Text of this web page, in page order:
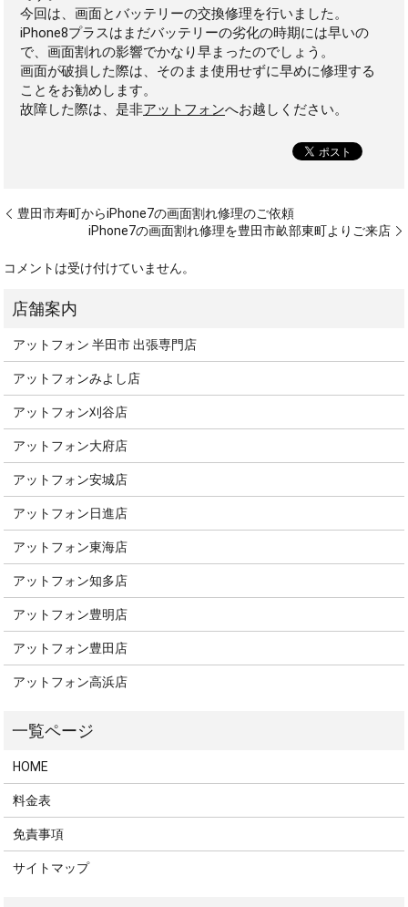
今回は、画面とバッテリーの交換修理を行いました。
iPhone8プラスはまだバッテリーの劣化の時期には早いの
で、画面割れの影響でかなり早まったのでしょう。
画面が破損した際は、そのまま使用せずに早めに修理する
ことをお勧めします。
故障した際は、是非アットフォンへお越しください。
豊田市寿町からiPhone7の画面割れ修理のご依頼
iPhone7の画面割れ修理を豊田市畝部東町よりご来店
コメントは受け付けていません。
アットフォン 半田市 出張専門店
アットフォンみよし店
アットフォン刈谷店
アットフォン大府店
アットフォン安城店
アットフォン日進店
アットフォン東海店
アットフォン知多店
アットフォン豊明店
アットフォン豊田店
アットフォン高浜店
HOME
料金表
免責事項
サイトマップ